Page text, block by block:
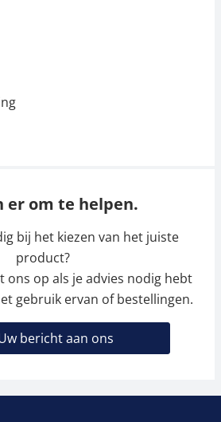
er om te helpen.
bij het kiezen van het juiste
product?
ons op als je advies nodig hebt
gebruik ervan of bestellingen.
bericht aan ons